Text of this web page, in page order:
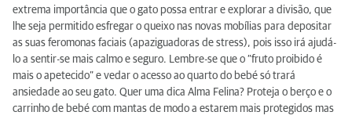
extrema importância que o gato possa entrar e explorar a divisão, que
lhe seja permitido esfregar o queixo nas novas mobílias para depositar
as suas feromonas faciais (apaziguadoras de stress), pois isso irá ajudá-
lo a sentir-se mais calmo e seguro. Lembre-se que o “fruto proibido é
mais o apetecido” e vedar o acesso ao quarto do bebé só trará
ansiedade ao seu gato. Quer uma dica Alma Felina? Proteja o berço e o
carrinho de bebé com mantas de modo a estarem mais protegidos mas